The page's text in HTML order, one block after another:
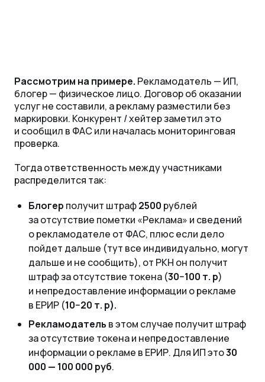
Рассмотрим на примере. Рекламодатель — ИП,
блогер — физическое лицо. Договор об оказании
услуг не составили, а рекламу разместили без
маркировки. Конкурент / хейтер заметил это
и сообщил в ФАС или началась мониторинговая
проверка.
Тогда ответственность между участниками
распределится так:
Блогер получит штраф2500 рублей
за отсутствие пометки «Реклама» и сведений
о рекламодателе от ФАС, плюс если дело
пойдет дальше (тут все индивидуально, могут
дальше и не сообщить), от РКН он получит
штраф за отсутствие токена (30−100 т. р)
и непредоставление информации о рекламе
в ЕРИР (10−20 т. р).
Рекламодатель в этом случае получит штраф
за отсутствие токена и непредоставление
информации о рекламе в ЕРИР. Для ИП это30
000 — 100 000 руб.